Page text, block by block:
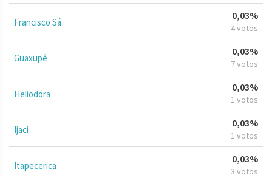
Francisco Sá
0,03%
4 votos
Guaxupé
0,03%
7 votos
Heliodora
0,03%
1 votos
Ijaci
0,03%
1 votos
Itapecerica
0,03%
3 votos